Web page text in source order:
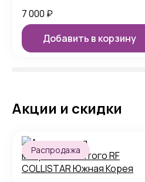
7 000 ₽
Добавить в корзину
Акции и скидки
Распродажа